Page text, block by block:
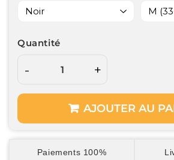
Quantité
- +
AJOUTER AU
Paiements 100%